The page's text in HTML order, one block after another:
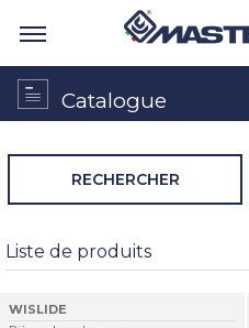
Catalogue
RECHERCHER
Liste de produits
WISLIDE